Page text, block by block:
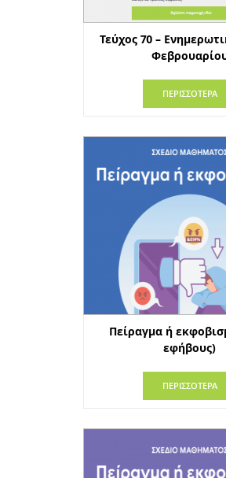
Τεύχος 70 –
ΠΕΡΙΣΣΟΤΕΡΑ
Πείραγμα ή
εφήβους)
ΠΕΡΙΣΣΟΤΕΡΑ